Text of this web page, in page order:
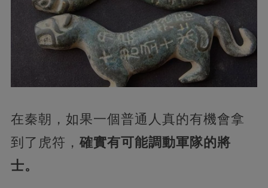
在秦朝，如果一個普通人真的有機會拿
到了虎符， 確實有可能調動軍隊的將
士。